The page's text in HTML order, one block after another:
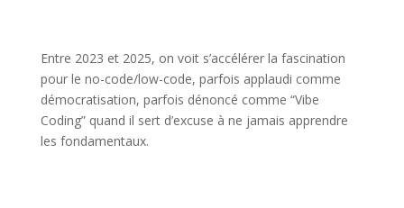
Entre 2023 et 2025, on voit s’accélérer la fascination
pour le no-code/low-code, parfois applaudi comme
démocratisation, parfois dénoncé comme “Vibe
Coding” quand il sert d’excuse à ne jamais apprendre
les fondamentaux.